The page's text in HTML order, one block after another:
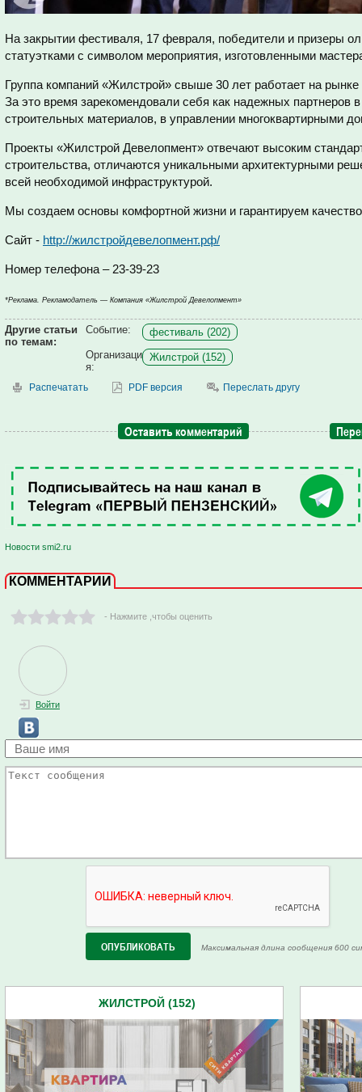
На закрытии фестиваля, 17 февраля, победители и призеры
статуэтками с символом мероприятия, изготовленными
Группа компаний «Жилстрой» свыше 30 лет работает на
За это время зарекомендовали себя как надежных партнеров
строительных материалов, в управлении многоквартирными
Проекты «Жилстрой Девелопмент» отвечают высоким
строительства, отличаются уникальными архитектурными
всей необходимой инфраструктурой.
Мы создаем основы комфортной жизни и гарантируем
Сайт - http://жилстройдевелопмент.рф/
Номер телефона – 23-39-23
*Реклама. Рекламодатель — Компания «Жилстрой Девелопмент»
Другие статьи
по темам:
Событие:
фестиваль (202)
Организаци
я:
Жилстрой (152)
Распечатать PDF версия Переслать другу
Оставить комментарий
Новости smi2.ru
КОММЕНТАРИИ
- Нажмите ,чтобы оценить
Войти
Максимальная длина сообщения 600
ЖИЛСТРОЙ (152)